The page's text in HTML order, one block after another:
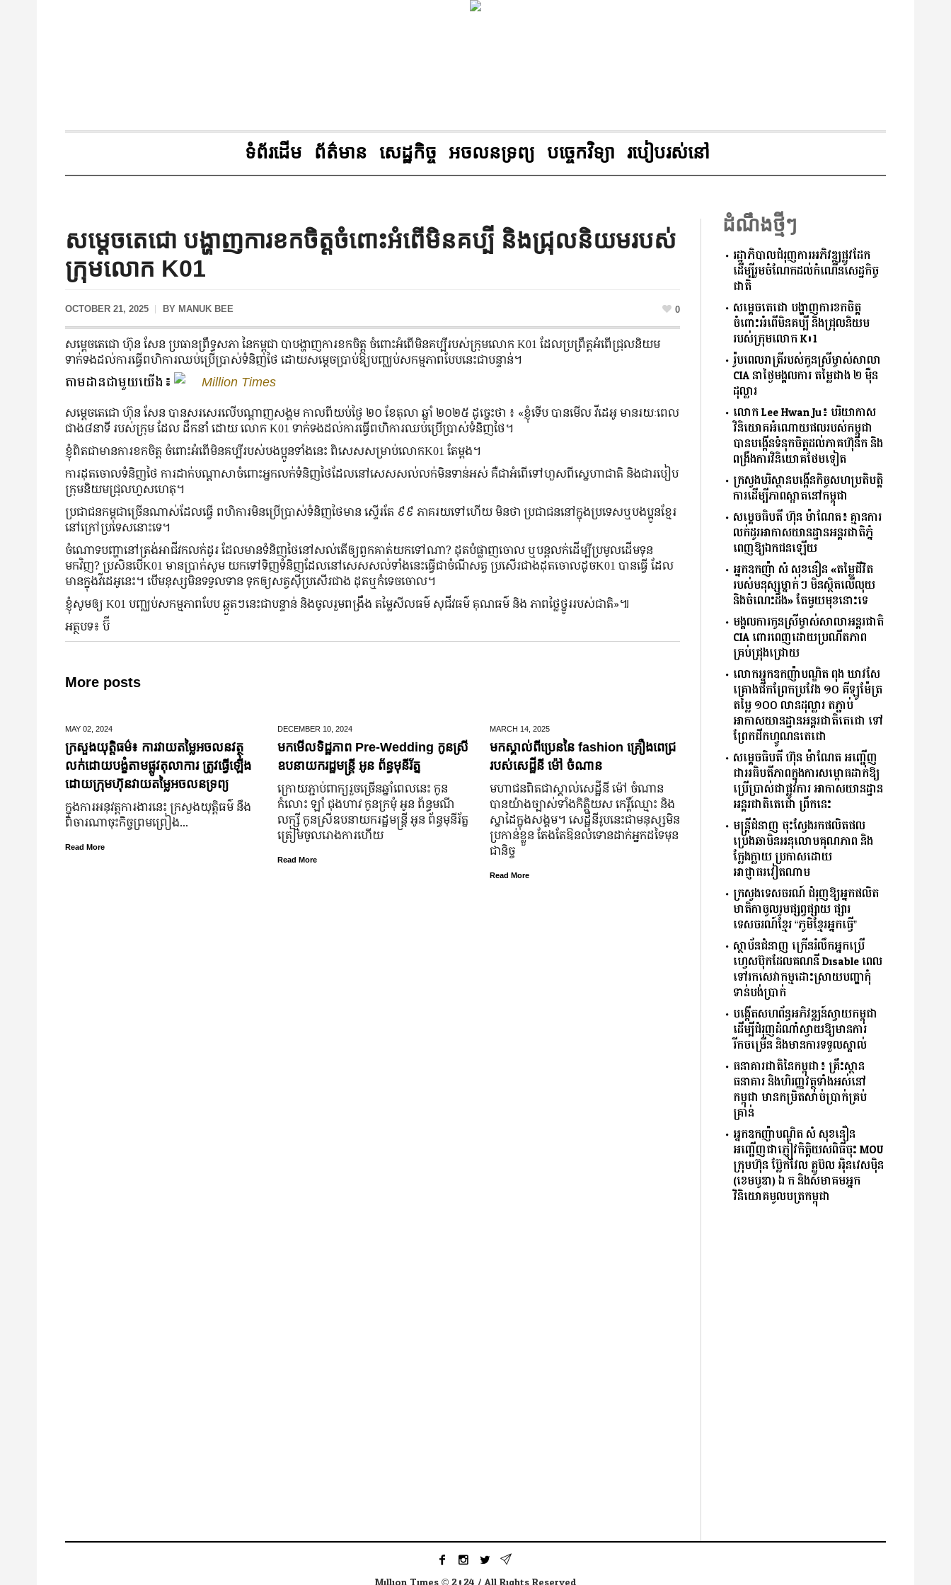
ទំព័រដើម ព័ត៌មាន សេដ្ឋកិច្ច អចលនទ្រព្យ បច្ចេកវិទ្យា របៀបរស់នៅ
សម្តេចតេជោ បង្ហាញការខកចិត្តចំពោះអំពើ​មិន​គប្បី​ និងជ្រុលនិយមរបស់​
ក្រុម​លោក K01
OCTOBER 21, 2025 BY MANUK BEE 0
សម្តេចតេជោ ហ៊ុន សែន ប្រធានព្រឹទ្ធសភា នៃកម្ពុជា បាបង្ហាញការខកចិត្ត ចំពោះអំពើ​មិន​គប្បី​របស់​ក្រុម​លោក K01 ដែលប្រព្រឹត្តអំពើជ្រុលនិយម
ទាក់ទងដល់ការធ្វើពហិការឈប់ប្រើប្រាស់ទំនិញថៃ ដោយសម្តេចប្រាប់ឱ្យបញ្ឈប់សកម្មភាពបែបនេះជាបន្ទាន់។
តាមដានជាមួយយើង៖ Million Times
សម្តេចតេជោ ហ៊ុន សែន បានសរសេរលើបណ្តាញសង្គម កាលពីយប់ថ្ងៃ ២០ ខែតុលា ឆ្នាំ ២០២៥ ដូច្នេះថា ៖ «ខ្ញុំទើប បានមើល វីដេអូ មានរយៈពេល
ជាង៨នាទី របស់ក្រុម ដែល ដឹកនាំ ដោយ លោក K01 ទាក់ទងដល់ការធ្វើពហិការឈប់ប្រើប្រាស់ទំនិញថៃ។
ខ្ញុំពិតជាមានការខកចិត្ត ចំពោះអំពើមិនគប្បីរបស់បងប្អូនទាំងនេះ ពិសេសសម្រាប់លោកK01 តែម្តង។
ការដុតចោលទំនិញថៃ ការដាក់បណ្តា​សាចំពោះ​អ្នក​លក់​ទំនិញ​ថៃដែល​នៅសេសសល់លក់មិនទាន់អស់ គឺជាអំពើ​ទៅហួស​ពីស្នេហា​ជាតិ និងជារបៀប
ក្រុមនិយមជ្រុលហួសហេតុ។
ប្រជាជនកម្ពុជាច្រើនណាស់ដែលធ្វើ ពហិការមិន​ប្រើប្រាស់​ទំនិញ​ថៃ​មាន ស្ទើរតែ ៩៩ ភាគរយទៅហើយ មិនថា ប្រជាជន​នៅក្នុង​ប្រទេស​ឬបងប្អូនខ្មែរ
នៅក្រៅប្រទេស​នោះទេ។
ចំណោទបញ្ហានៅត្រង់អាជីវកលក់ដូរ ដែលមានទំនិញ​ថៃនៅសល់​តើឲ្យ​ពួកគាត់យកទៅណា? ដុតបំផ្លាញចោល ឬបន្តលក់​ដើម្បី​ប្រមូល​​ដើមទុន
មកវិញ? ប្រសិនបើK01 មានប្រាក់សូម យកទៅ​ទិញ​ទំនិញ​ដែលនៅសេសសល់ទាំងនេះធ្វើជាចំណីសត្វ ប្រសើរ​ជាង​ដុត​ចោលដូចK01 បានធ្វើ ដែល
មានក្នុងវីដេអូនេះ។ បើមនុស្សមិនទទួលទាន ទុកឲ្យសត្វស៊ីប្រសើរជាង ដុតឬកំទេចចោល។
ខ្ញុំសូមឲ្យ K01 បញ្ឈប់សកម្មភាពបែប ឆ្កួតៗនេះជាបន្ទាន់ និងចូល​រួម​ពង្រឹង តម្លៃសីលធម៌ សុជីវធម៌ គុណធម៌ និង ភាព​ថ្លៃថ្នូរ​របស់​ជាតិ»៕
អត្ថបទ៖ ប៊ី
More posts
MAY 02, 2024
ក្រសួងយុត្តិធម៌៖ ការវាយតម្លៃអចលនវត្ថុ
លក់ដោយបង្ខំតាមផ្លូវតុលាការ ត្រូវធ្វើឡើង
ដោយក្រុមហ៊ុនវាយតម្លៃអចលនទ្រព្យ
ក្នុងការអនុវត្តការងារនេះ ក្រសួងយុត្តិធម៌ នឹង
ពិចារណាចុះកិច្ចព្រមព្រៀង...
Read More
DECEMBER 10, 2024
មកមើលទិដ្ឋភាព Pre-Wedding កូនស្រី
ឧបនាយករដ្ឋមន្រ្តី អូន ព័ន្ធមុនីរ័ត្ន
ក្រោយ​ភ្ជាប់​ពាក្យ​រួច​ច្រើន​ឆ្នាំ​ពេលនេះ កូន
កំលោះ ឡាំ ជុងហាវ កូនក្រមុំ អូន ព័ន្ធមណី
លក្ស្មី កូនស្រី​ឧបនាយករដ្ឋមន្ត្រី អូន ព័ន្ធមុនីរ័ត្ន
ត្រៀម​ចូល​រោងការ​ហើយ
Read More
MARCH 14, 2025
មកស្គាល់ពីប្រេននៃ​ fashion គ្រឿងពេជ្រ
របស់សេដ្ឋីនី ម៉ៅ ចំណាន
មហាជន​ពិតជា​ស្គាល់​សេដ្ឋី​នី ម៉ៅ ចំណាន
បាន​យ៉ាង​ច្បាស់​ទាំង​កិត្តិយស កេរ្តិ៍ឈ្មោះ និង​
ស្នាដៃ​ក្នុង​សង្គម។ សេដ្ឋី​នី​រូប​នេះ​ជា​មនុស្ស​មិន​
ប្រកាន់​ខ្លួន តែងតែ​ឱនលំទោន​ដាក់​អ្នក​ដទៃ​មុន​
ជានិច្ច
Read More
ដំណឹងថ្មីៗ
រដ្ឋាភិបាលជំរុញការអភិវឌ្ឍផ្លូវដែក
ដើម្បីរួមចំណែកដល់កំណើនសេដ្ឋកិច្ច
ជាតិ
សម្តេចតេជោ បង្ហាញការខកចិត្ត
ចំពោះអំពើ​មិន​គប្បី​ និងជ្រុលនិយម
របស់​ក្រុម​លោក K01
រ៉ូបពេលរាត្រីរបស់កូនស្រីម្ចាស់សាលា
CIA នាថ្ងៃមង្គលការ តម្លៃជាង ២ ម៉ឺន
ដុល្លារ
លោក Lee Hwan Ju៖ បរិយាកាស
វិនិយោគអំណោយផលរបស់កម្ពុជា
បានបង្កើនទំនុកចិត្តដល់ភាគហ៊ុនិក និង
ពង្រឹងការវិនិយោគថែមទៀត
ក្រសួងបរិស្ថានបង្កើនកិច្ចសហប្រតិបត្តិ
ការដើម្បីភាពស្អាតនៅកម្ពុជា
សម្ដេចធិបតី ហ៊ុន ម៉ាណែត៖ គ្មានការ
លក់ដូរអាកាសយានដ្ឋានអន្ដរជាតិភ្នំ
ពេញឱ្យឯកជនឡើយ
អ្នកឧកញ៉ា សំ សុខនឿន «តម្លៃជីវិត
របស់មនុស្សម្នាក់ៗ មិនស្ថិតលើលុយ
និងចំណេះដឹង» តែមួយមុខនោះទេ
មង្គលការកូនស្រីម្ចាស់សាលាអន្តរជាតិ
CIA ពោរពេញដោយប្រណីតភាព
គ្រប់​ជ្រុងជ្រោយ​
លោកអ្នកឧកញ៉ាបណ្ឌិត ពុង ឃាវសែ
គ្រោងជីកព្រែកប្រវែង ១០ គីឡូម៉ែត្រ
តម្លៃ ១០០ លានដុល្លារ តភ្ជាប់
អាកាសយានដ្ឋានអន្តរជាតិតេជោ ទៅ
ព្រែកជីកហ្វូណនតេជោ
សម្តេចធិបតី ហ៊ុន ម៉ាណែត​​ អញ្ជើញ
ជាអធិបតីភាពក្នុងការសម្ពោធដាក់ឱ្យ
ប្រើប្រាស់ជាផ្លូវការ អាកាសយានដ្ឋាន
អន្តរជាតិតេជោ ព្រឹកនេះ
មន្ត្រីជំនាញ ចុះស្វែងរកផលិតផល
ប្រេងឆាមិនអនុលោមគុណភាព និង
ក្លែងក្លាយ ប្រកាសដោយ
អាជ្ញាធរវៀតណាម
ក្រសួងទេសចរណ៍ ជំរុញឱ្យអ្នកផលិត
មាតិកាចូលរួមផ្សព្វផ្សាយ ផ្សារ
ទេសចរណ៍ខ្មែរ “ភូមិខ្មែរអ្នកធ្វើ”
ស្ថាប័នជំនាញ ក្រើនរំលឹកអ្នកប្រើ
ហ្វេសប៊ុកដែលគណនី Disable ពេល
ទៅរកសេវាកម្មដោះស្រាយបញ្ហាកុំ
ទាន់បង់ប្រាក់
បង្កើតសហព័ន្ធអភិវឌ្ឍន៍ស្វាយកម្ពុជា
ដើម្បីជំរុញដំណាំស្វាយឱ្យមានការ
រីកចម្រើន និងមានការទទួលស្គាល់
ធនាគារជាតិនៃកម្ពុជា៖ គ្រឹះស្ថាន
ធនាគារ និងហិរញ្ញវត្ថុទាំងអស់នៅ
កម្ពុជា មានកម្រិតសាច់ប្រាក់គ្រប់
គ្រាន់
អ្នកឧកញ៉ាបណ្ឌិត សំ សុខនឿន
អញ្ជើញជា​ភ្ញៀវកិត្តិយស​ពិធី​ចុះ MOU
ក្រុមហ៊ុន ប្ល៊ែកវែល គ្លូប៊ល អ៉ិនវេសម៉ិន
(ខេមបូឌា) ឯ.ក និងសមាគមអ្នក
វិនិយោគមូលបត្រកម្ពុជា